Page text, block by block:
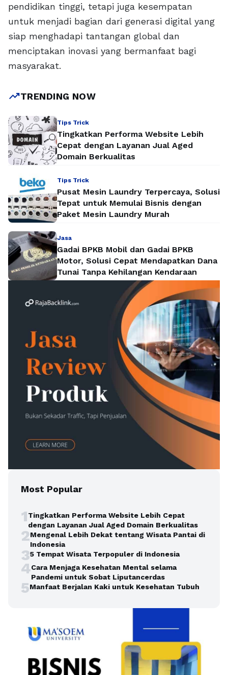
pendidikan tinggi, tetapi juga kesempatan
untuk menjadi bagian dari generasi digital yang
siap menghadapi tantangan global dan
menciptakan inovasi yang bermanfaat bagi
masyarakat.
trending_upTRENDING NOW
Tips Trick
Tingkatkan Performa Website Lebih
Cepat dengan Layanan Jual Aged
Domain Berkualitas
Tips Trick
Pusat Mesin Laundry Terpercaya, Solusi
Tepat untuk Memulai Bisnis dengan
Paket Mesin Laundry Murah
Jasa
Gadai BPKB Mobil dan Gadai BPKB
Motor, Solusi Cepat Mendapatkan Dana
Tunai Tanpa Kehilangan Kendaraan
Most Popular
1Tingkatkan Performa Website Lebih Cepat
dengan Layanan Jual Aged Domain Berkualitas
2Mengenal Lebih Dekat tentang Wisata Pantai di
Indonesia
35 Tempat Wisata Terpopuler di Indonesia
4Cara Menjaga Kesehatan Mental selama
Pandemi untuk Sobat Liputancerdas
5Manfaat Berjalan Kaki untuk Kesehatan Tubuh